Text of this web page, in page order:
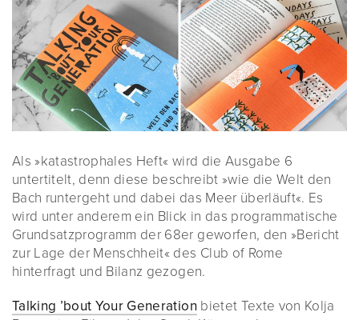
Als »katastrophales Heft« wird die Ausgabe 6
untertitelt, denn diese beschreibt »wie die Welt den
Bach runtergeht und dabei das Meer überläuft«. Es
wird unter anderem ein Blick in das programmatische
Grundsatzprogramm der 68er geworfen, den »Bericht
zur Lage der Menschheit« des Club of Rome
hinterfragt und Bilanz gezogen.
Talking ’bout Your Generation bietet Texte von Kolja